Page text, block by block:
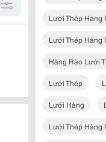
Lưới Thép Hàng
Lưới Thép Hàng
Hàng Rào Lưới
Lưới Thép
Lưới Hàng
Lưới Thép Hàng